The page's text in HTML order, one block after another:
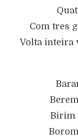
Com tres
Volta inteira
Birim